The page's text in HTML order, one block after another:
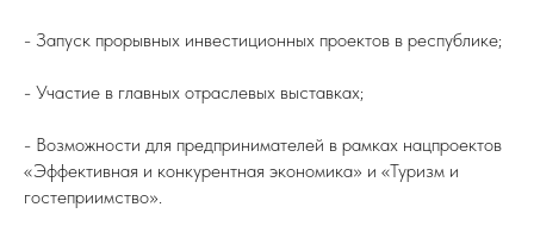
- Запуск прорывных инвестиционных проектов в республике;
- Участие в главных отраслевых выставках;
- Возможности для предпринимателей в рамках нацпроектов
«Эффективная и конкурентная экономика» и «Туризм и
гостеприимство».